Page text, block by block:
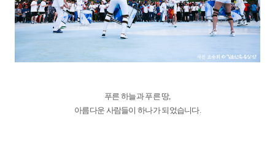
푸른 하늘과 푸른 땅,
아름다운 사람들이 하나가 되었습니다.